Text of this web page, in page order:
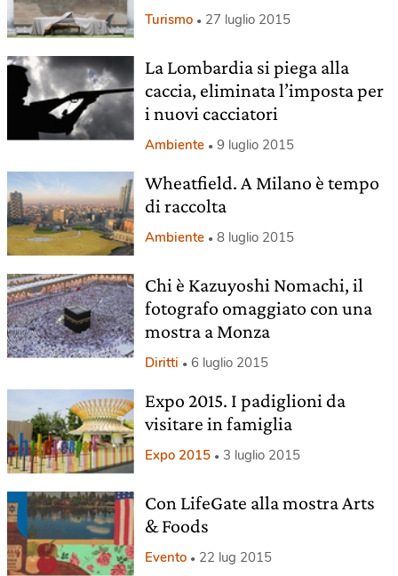
Turismo 27 luglio 2015
La Lombardia si piega alla
caccia, eliminata l’imposta per
i nuovi cacciatori
Ambiente 9 luglio 2015
Wheatfield. A Milano è tempo
di raccolta
Ambiente 8 luglio 2015
Chi è Kazuyoshi Nomachi, il
fotografo omaggiato con una
mostra a Monza
Diritti 6 luglio 2015
Expo 2015. I padiglioni da
visitare in famiglia
Expo 2015 3 luglio 2015
Con LifeGate alla mostra Arts
& Foods
Evento 22 lug 2015